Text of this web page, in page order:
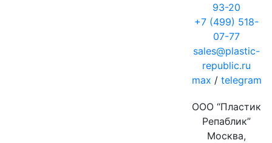
93-20
+7 (499) 518-
07-77
sales@plastic-
republic.ru
max / telegram
ООО “Пластик
Репаблик”
Москва,